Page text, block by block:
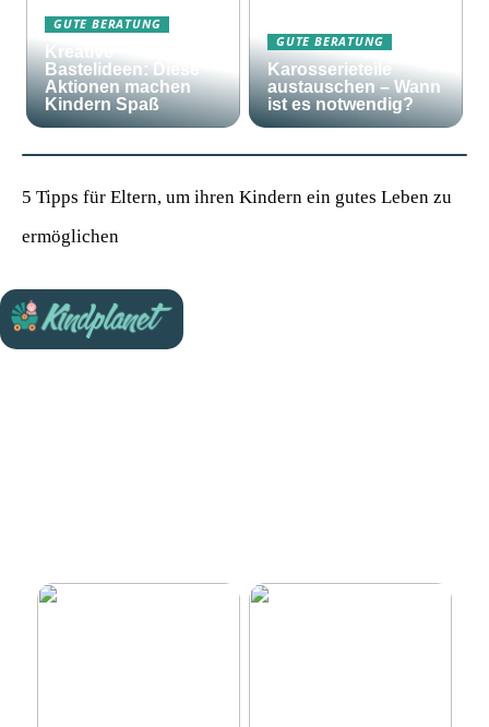
GUTE BERATUNG
Kreative
Bastelideen: Diese
Aktionen machen
Kindern Spaß
GUTE BERATUNG
Karosserieteile
austauschen – Wann
ist es notwendig?
5 Tipps für Eltern, um ihren Kindern ein gutes Leben zu
ermöglichen